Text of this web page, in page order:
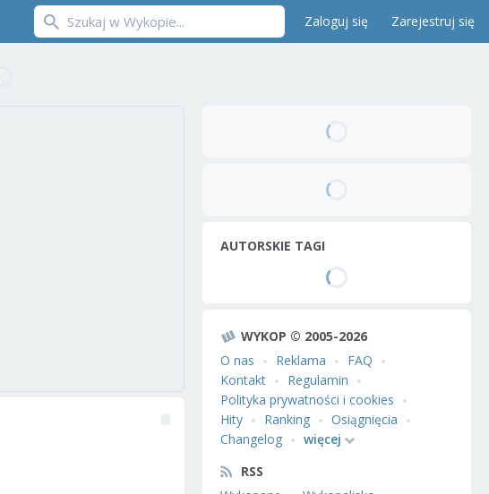
Zaloguj się Zarejestruj się
AUTORSKIE TAGI
WYKOP © 2005-2026
O nas
Reklama
FAQ
Kontakt
Regulamin
Polityka prywatności i cookies
Hity
Ranking
Osiągnięcia
Changelog
więcej
RSS